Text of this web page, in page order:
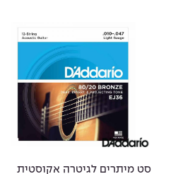
סט מיתרים לגיטרה אקוסטית